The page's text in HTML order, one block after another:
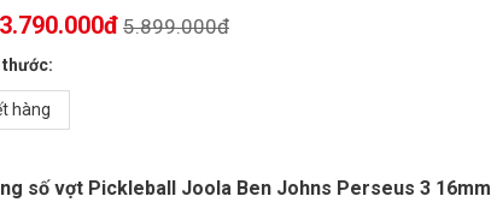
3.790.000đ 5.899.000đ
thước:
hàng
số vợt Pickleball Joola Ben Johns Perseus 3 16mm